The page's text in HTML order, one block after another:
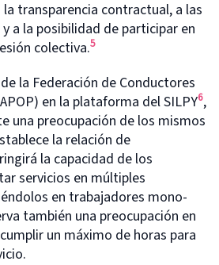
transparencia contractual, a las
a la posibilidad de participar en
colectiva.5
la Federación de Conductores
en la plataforma del SILPY6,
una preocupación de los mismos
la relación de
la capacidad de los
servicios en múltiples
en trabajadores mono-
también una preocupación en
un máximo de horas para